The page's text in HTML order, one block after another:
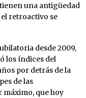
una antigüedad
el retroactivo se
desde 2009,
los índices del
por detrás de la
de las
que hoy